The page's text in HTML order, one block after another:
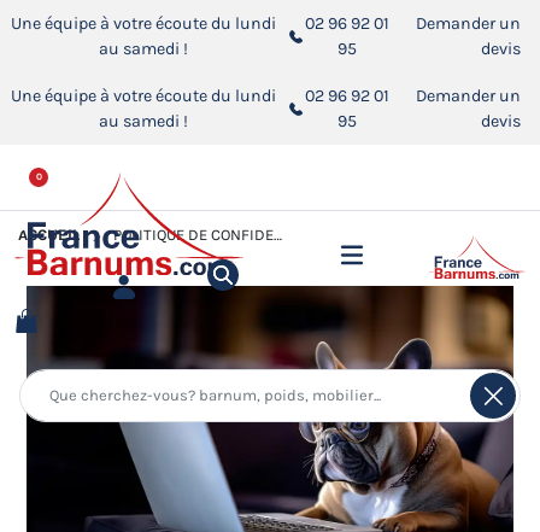
Une équipe à votre écoute du lundi
au samedi !
02 96 92 01
95
Demander un
devis
Une équipe à votre écoute du lundi
au samedi !
02 96 92 01
95
Demander un
devis
0
ACCUEIL POLITIQUE DE CONFIDENTIALITÉ